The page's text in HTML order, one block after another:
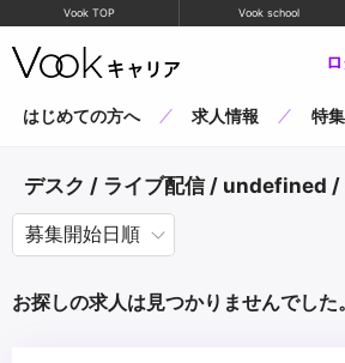
Vook TOP Vook school
はじめての方へ 求人情報 特
デスク / ライブ配信 / undefined /
お探しの求人は見つかりませんでした。